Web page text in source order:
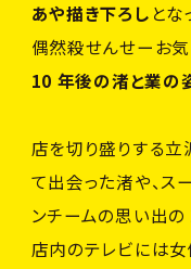
あや描き下ろし とな
偶然殺せんせーお気
10 年後の渚と業の
店を切り盛りする
て出会った渚や、ス
ンチームの思い出の
店内のテレビには